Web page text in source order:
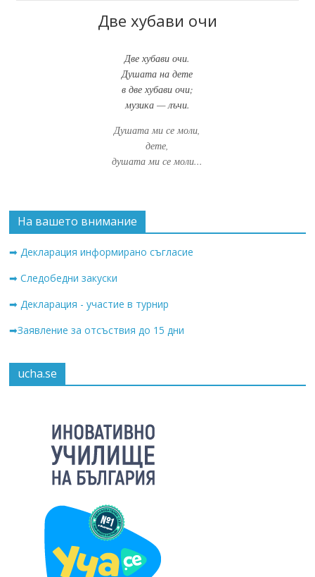
Две хубави очи
Две хубави очи.
Душата на дете
в две хубави очи;
музика — лъчи.
Душата ми се моли,
дете,
душата ми се моли...
На вашето внимание
➡ Декларация информирано съгласие
➡ Следобедни закуски
➡ Декларация - участие в турнир
➡Заявление за отсъствия до 15 дни
ucha.se